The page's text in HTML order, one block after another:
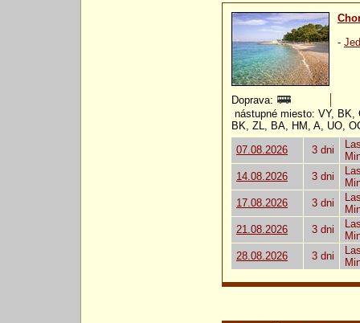
-
Doprava:
nástupné miesto: VY,
BK, ZL, BA, HM, A, UO,
07.08.2026
3 dni
14.08.2026
3 dni
17.08.2026
3 dni
21.08.2026
3 dni
28.08.2026
3 dni